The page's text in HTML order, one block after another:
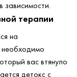
зависимости.
терапии
на
необходимо
вас втянуло
детокс с